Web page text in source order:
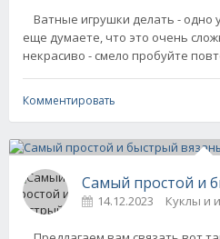
Ватные игрушки делать - одно
еще думаете, что это очень
некрасиво - смело пробуйте
Комментировать
Самый простой и
14.12.2023